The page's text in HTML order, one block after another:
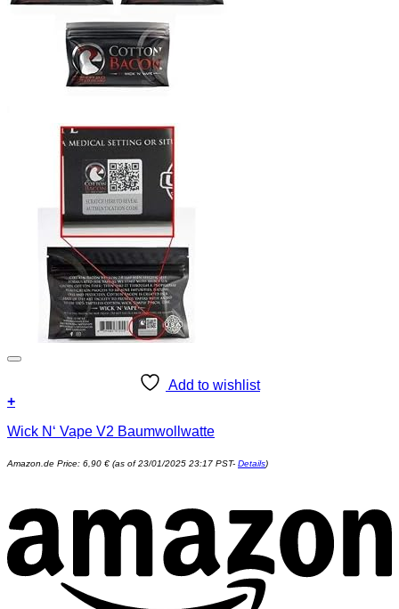
Add to wishlist
+
Wick N‘ Vape V2 Baumwollwatte
Amazon.de Price: 6,90 € (as of 23/01/2025 23:17 PST- Details)